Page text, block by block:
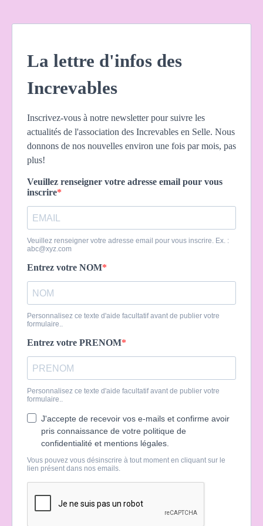
La lettre d'infos des
Increvables
Inscrivez-vous à notre newsletter pour suivre les
actualités de l'association des Increvables en Selle. Nous
donnons de nos nouvelles environ une fois par mois, pas
plus!
Veuillez renseigner votre adresse email pour vous
inscrire
Veuillez renseigner votre adresse email pour vous inscrire. Ex. :
abc@xyz.com
Entrez votre NOM
Personnalisez ce texte d'aide facultatif avant de publier votre
formulaire..
Entrez votre PRENOM
Personnalisez ce texte d'aide facultatif avant de publier votre
formulaire..
J'accepte de recevoir vos e-mails et confirme avoir
pris connaissance de votre politique de
confidentialité et mentions légales.
Vous pouvez vous désinscrire à tout moment en cliquant sur le
lien présent dans nos emails.